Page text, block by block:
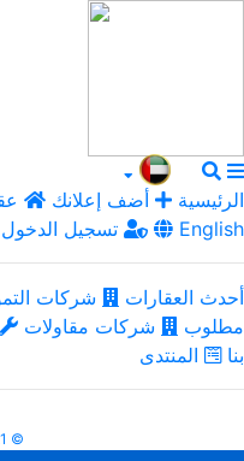
الرئيسية أضف إعلانك
تسجيل الدخول
English
أحدث العقارات شركات
مطلوب
شركات مقاولات
بنا
المنتدى
©